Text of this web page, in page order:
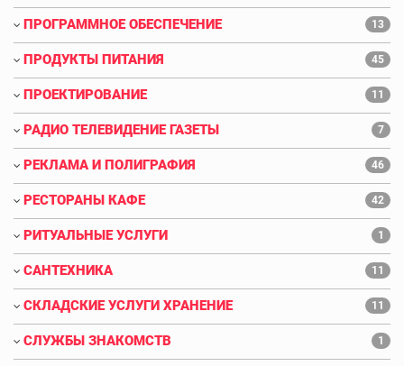
ПРОГРАММНОЕ ОБЕСПЕЧЕНИЕ 13
ПРОДУКТЫ ПИТАНИЯ 45
ПРОЕКТИРОВАНИЕ 11
РАДИО ТЕЛЕВИДЕНИЕ ГАЗЕТЫ 7
РЕКЛАМА И ПОЛИГРАФИЯ 46
РЕСТОРАНЫ КАФЕ 42
РИТУАЛЬНЫЕ УСЛУГИ 1
САНТЕХНИКА 11
СКЛАДСКИЕ УСЛУГИ ХРАНЕНИЕ 11
СЛУЖБЫ ЗНАКОМСТВ 1